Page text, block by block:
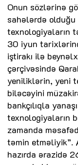
Onun sözlərinə
sahələrdə olduğu
texnologiyaların
30 iyun
iştirakı ilə
çərçivəsində
yeniliklərin, yeni
biləcəyini
bankçılıqla
texnologiyaların
zamanda
təmin etməliyik”.
hazırda ərazidə